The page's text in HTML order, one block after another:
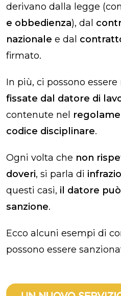
derivano dalla legge
e obbedienza), dal
nazionale e dal
firmato.
In più, ci possono essere
fissate dal datore di
contenute nel
codice disciplinare.
Ogni volta che non
doveri, si parla di
questi casi, il datore
sanzione.
Ecco alcuni esempi di
possono essere